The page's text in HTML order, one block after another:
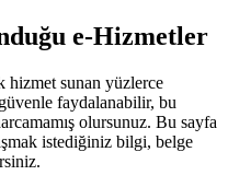
e-Hizmetler
hizmet sunan yüzlerce
faydalanabilir, bu
olursunuz. Bu sayfa
istediğiniz bilgi, belge